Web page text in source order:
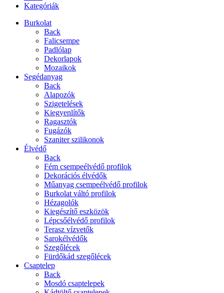
Kategóriák
Burkolat
Back
Falicsempe
Padlólap
Dekorlapok
Mozaikok
Segédanyag
Back
Alapozók
Szigetelések
Kiegyenlítők
Ragasztók
Fugázók
Szaniter szilikonok
Élvédő
Back
Fém csempeélvédő profilok
Dekorációs élvédők
Műanyag csempeélvédő profilok
Burkolat váltó profilok
Hézagolók
Kiegészítő eszközök
Lépcsőélvédő profilok
Terasz vízvetők
Sarokélvédők
Szegőlécek
Fürdőkád szegőlécek
Csaptelep
Back
Mosdó csaptelepek